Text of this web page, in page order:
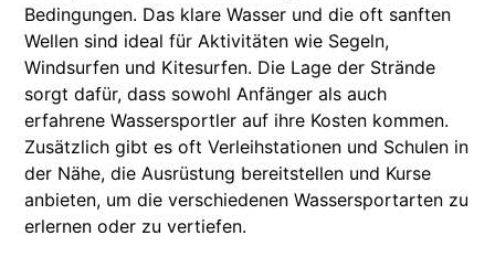
Bedingungen. Das klare Wasser und die oft sanften
Wellen sind ideal für Aktivitäten wie Segeln,
Windsurfen und Kitesurfen. Die Lage der Strände
sorgt dafür, dass sowohl Anfänger als auch
erfahrene Wassersportler auf ihre Kosten kommen.
Zusätzlich gibt es oft Verleihstationen und Schulen in
der Nähe, die Ausrüstung bereitstellen und Kurse
anbieten, um die verschiedenen Wassersportarten zu
erlernen oder zu vertiefen.